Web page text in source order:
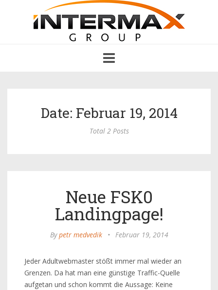
navigation
Date: Februar 19, 2014
Total 2 Posts
Neue FSK0
Landingpage!
Bypetr medvedik • Februar 19, 2014
Jeder Adultwebmaster stößt immer mal wieder an
Grenzen. Da hat man eine günstige Traffic-Quelle
aufgetan und schon kommt die Aussage: Keine